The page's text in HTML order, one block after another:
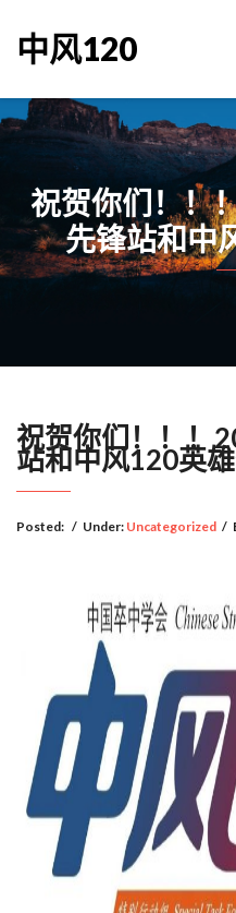
中风120
祝贺你们！！
先锋站和中
祝贺你们！！！
站和中风120英雄
Posted: / Under: Uncategorized /